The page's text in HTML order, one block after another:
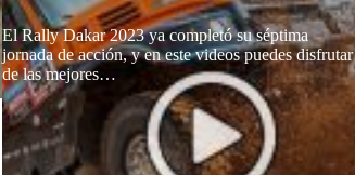
El Rally Dakar 2023 ya completó su séptima
jornada de acción, y en este videos puedes disfrutar
de las mejores…